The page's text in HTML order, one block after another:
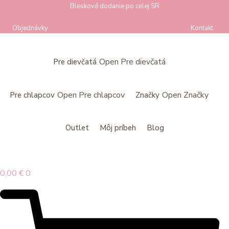
obsah
Bleskové dodanie po celej SR
Objednávky Kontakt
Pre dievčatá Open Pre dievčatá
Pre chlapcov Open Pre chlapcov Značky Open Značky
Outlet Môj príbeh Blog
0,00 € 0